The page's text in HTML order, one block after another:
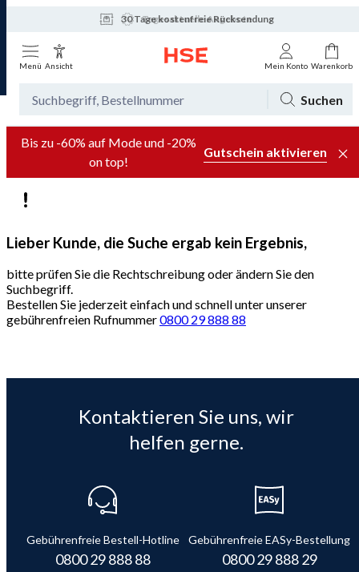
30 Tage kostenfreie Rücksendung
Tagesaktuelle Angebote
Menü Ansicht Mein Konto Warenkorb
Suchen
Bis zu -60% auf Mode und -20%
on top!
Gutschein aktivieren
Lieber Kunde, die Suche ergab kein Ergebnis,
bitte prüfen Sie die Rechtschreibung oder ändern Sie den
Suchbegriff.
Bestellen Sie jederzeit einfach und schnell unter unserer
gebührenfreien Rufnummer0800 29 888 88
Kontaktieren Sie uns, wir
helfen gerne.
Gebührenfreie Bestell-Hotline
0800 29 888 88
Gebührenfreie EASy-Bestellung
0800 29 888 29